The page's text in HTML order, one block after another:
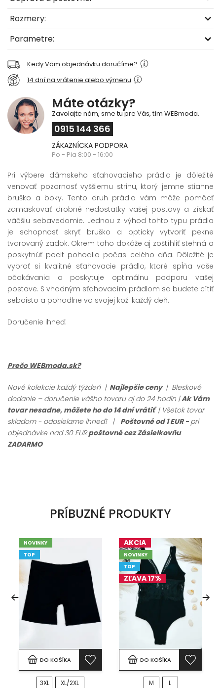
Rozmery:
Parametre:
Kedy Vám objednávku doručíme?
14 dní na vrátenie alebo výmenu
Máte otázky?
Zavolajte nám, sme tu pre Vás, tím WEBmoda.
0915 144 366
ZÁKAZNÍCKA PODPORA
Po - Pia 8:00 - 16:00
Pri výbere dámskeho sťahovacieho prádla je dôležité
venovať pozornosť vyššiemu strihu, ktorý jemne stiahne
bruško a boky. Tento druh prádla vám môže pomôcť
zamaskovať drobné nedostatky vašej postavy a získať
väčšiu sebavedomie. Jednou z výhod tohto typu prádla
je schopnosť skryť bruško a opticky vytvoriť pekne
tvarovaný zadok. Okrem toho dokáže aj zoštíhliť stehná a
poskytnúť pocit pohodlia počas celého dňa. Dôležité je
vybrať si kvalitné sťahovacie prádlo, ktoré spĺňa vaše
očakávania a poskytuje optimálnu podporu vašej
postave. S vhodným sťahovacím prádlom sa budete cítiť
sebaisto a pohodlne vo svojej koži každý deň.
Doručenie ihneď.
Prečo WEBmoda.sk?
Nové kolekcie každý týždeň |Najlepšie ceny | Bleskové
dodanie – doručenie vášho tovaru aj do 24 hodín |Ak Vám
tovar nesadne, môžete ho do 14 dní vrátiť | Všetok tovar
skladom - odosielame ihneď! | Poštovné od 1 EUR -pri
objednávke nad 30 EURpoštovné cez Zásielkovňu
ZADARMO
PRÍBUZNÉ PRODUKTY
NOVINKY
TOP
DO KOŠÍKA
3XL XL/2XL
AKCIA
NOVINKY
TOP
ZĽAVA 17%
DO KOŠÍKA
M L